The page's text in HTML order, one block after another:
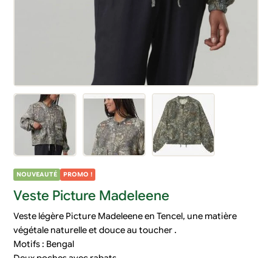
NOUVEAUTÉ PROMO !
Veste Picture Madeleene
Veste légère Picture Madeleene en Tencel, une matière
végétale naturelle et douce au toucher .
Motifs : Bengal